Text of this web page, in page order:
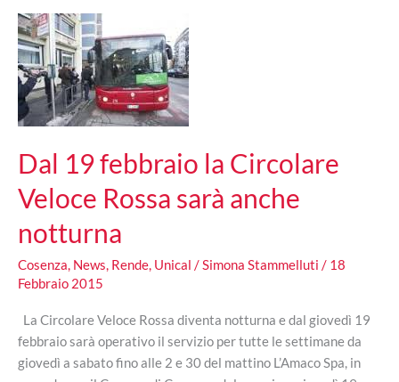
Dal 19 febbraio la Circolare
Veloce Rossa sarà anche
notturna
Cosenza, News, Rende, Unical /Simona Stammelluti / 18
Febbraio 2015
La Circolare Veloce Rossa diventa notturna e dal giovedì 19
febbraio sarà operativo il servizio per tutte le settimane da
giovedì a sabato fino alle 2 e 30 del mattino L’Amaco Spa, in